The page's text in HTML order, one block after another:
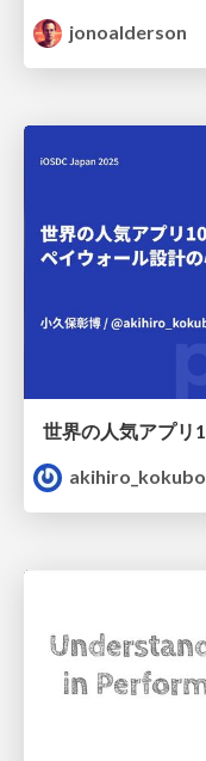
jonoalderson
akihiro_kokubo